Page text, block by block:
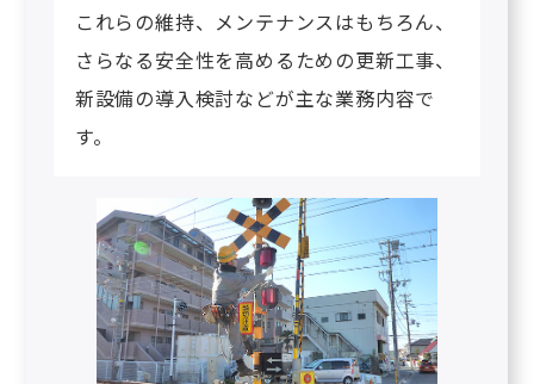
これらの維持、メンテナンスはもちろん、
さらなる安全性を高めるための更新工事、
新設備の導入検討などが主な業務内容で
す。